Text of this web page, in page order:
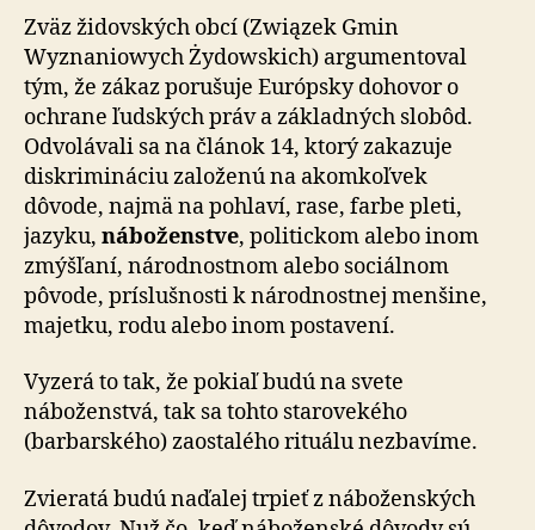
Zväz židovských obcí (Związek Gmin
Wyznaniowych Żydowskich) argumentoval
tým, že zákaz porušuje Európsky dohovor o
ochrane ľudských práv a základných slobôd.
Odvolávali sa na článok 14, ktorý zakazuje
diskrimináciu založenú na akomkoľvek
dôvode, najmä na pohlaví, rase, farbe pleti,
jazyku, náboženstve, politickom alebo inom
zmýšľaní, národnostnom alebo sociálnom
pôvode, príslušnosti k národnostnej menšine,
majetku, rodu alebo inom postavení.
Vyzerá to tak, že pokiaľ budú na svete
náboženstvá, tak sa tohto starovekého
(barbarského) zaostalého rituálu nezbavíme.
Zvieratá budú naďalej trpieť z náboženských